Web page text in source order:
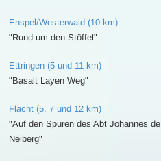
Enspel/Westerwald (10 km)
"Rund um den Stöffel"
Ettringen (5 und 11 km)
"Basalt Layen Weg"
Flacht (5, 7 und 12 km)
"Auf den Spuren des Abt Johannes de
Neiberg"